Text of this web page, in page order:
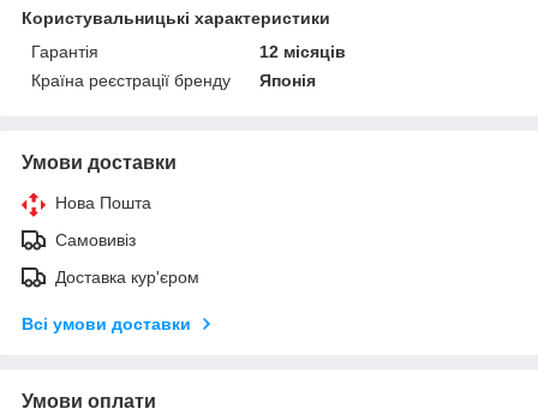
Користувальницькі характеристики
Гарантія
12 місяців
Країна реєстрації бренду
Японія
Умови доставки
Нова Пошта
Самовивіз
Доставка кур'єром
Всі умови доставки
Умови оплати